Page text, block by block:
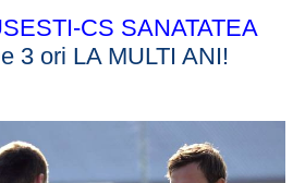
CS SANATATEA
3 ori LA MULTI ANI!